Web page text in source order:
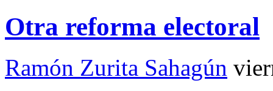
Otra reforma electoral
Ramón Zurita Sahagún